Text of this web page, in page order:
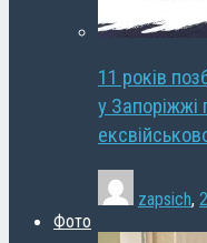
11 років
у Запоріжжі
zapsich,
Фото